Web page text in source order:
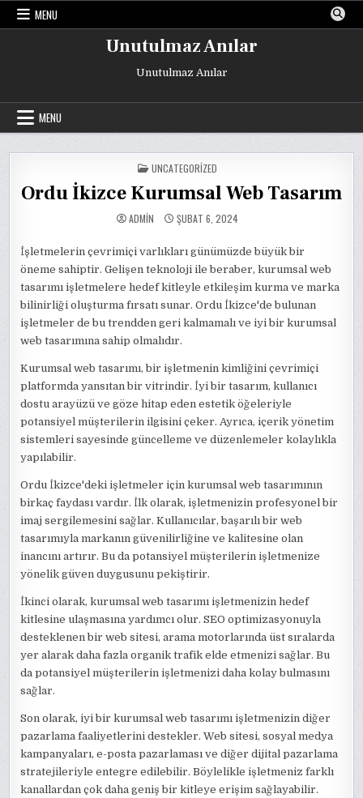
Skip
MENU
Unutulmaz Anılar
Unutulmaz Anılar
MENU
POSTED
IN
UNCATEGORIZED
Ordu İkizce Kurumsal Web Tasarım
ADMIN ŞUBAT 6, 2024
İşletmelerin çevrimiçi varlıkları günümüzde büyük bir
öneme sahiptir. Gelişen teknoloji ile beraber, kurumsal web
tasarımı işletmelere hedef kitleyle etkileşim kurma ve marka
bilinirliği oluşturma fırsatı sunar. Ordu İkizce'de bulunan
işletmeler de bu trendden geri kalmamalı ve iyi bir kurumsal
web tasarımına sahip olmalıdır.
Kurumsal web tasarımı, bir işletmenin kimliğini çevrimiçi
platformda yansıtan bir vitrindir. İyi bir tasarım, kullanıcı
dostu arayüzü ve göze hitap eden estetik öğeleriyle
potansiyel müşterilerin ilgisini çeker. Ayrıca, içerik yönetim
sistemleri sayesinde güncelleme ve düzenlemeler kolaylıkla
yapılabilir.
Ordu İkizce'deki işletmeler için kurumsal web tasarımının
birkaç faydası vardır. İlk olarak, işletmenizin profesyonel bir
imaj sergilemesini sağlar. Kullanıcılar, başarılı bir web
tasarımıyla markanın güvenilirliğine ve kalitesine olan
inancını artırır. Bu da potansiyel müşterilerin işletmenize
yönelik güven duygusunu pekiştirir.
İkinci olarak, kurumsal web tasarımı işletmenizin hedef
kitlesine ulaşmasına yardımcı olur. SEO optimizasyonuyla
desteklenen bir web sitesi, arama motorlarında üst sıralarda
yer alarak daha fazla organik trafik elde etmenizi sağlar. Bu
da potansiyel müşterilerin işletmenizi daha kolay bulmasını
sağlar.
Son olarak, iyi bir kurumsal web tasarımı işletmenizin diğer
pazarlama faaliyetlerini destekler. Web sitesi, sosyal medya
kampanyaları, e-posta pazarlaması ve diğer dijital pazarlama
stratejileriyle entegre edilebilir. Böylelikle işletmeniz farklı
kanallardan çok daha geniş bir kitleye erişim sağlayabilir.